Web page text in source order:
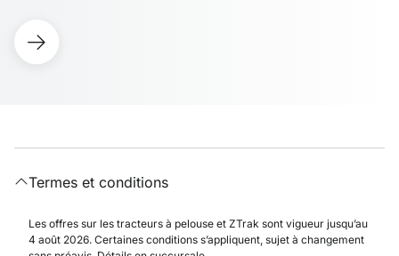
Termes et conditions
Les offres sur les tracteurs à pelouse et ZTrak sont vigueur jusqu’au
4 août 2026. Certaines conditions s’appliquent, sujet à changement